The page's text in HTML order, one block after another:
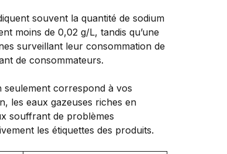
souvent la quantité de sodium
moins de 0,02 g/L, tandis qu’une
surveillant leur consommation de
de consommateurs.
seulement correspond à vos
les eaux gazeuses riches en
souffrant de problèmes
les étiquettes des produits.